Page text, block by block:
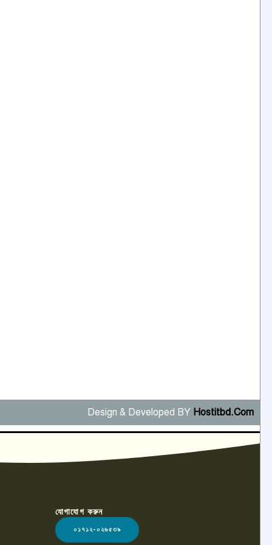
Design & Developed BY Hostitbd.Com
যোগাযোগ করুন
০১৭১২-০২৬৫৩৯